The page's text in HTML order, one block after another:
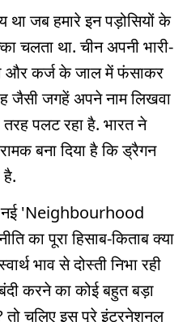
जब हमारे इन पड़ोसियों के
चलता था. चीन अपनी भारी-
और कर्ज के जाल में फंसाकर
जैसी जगहें अपने नाम लिखवा
पलट रहा है. भारत ने
बना दिया है कि ड्रैगन
नई 'Neighbourhood
का पूरा हिसाब-किताब क्या
भाव से दोस्ती निभा रही
करने का कोई बहुत बड़ा
तो चलिए इस पूरे इंटरनेशनल